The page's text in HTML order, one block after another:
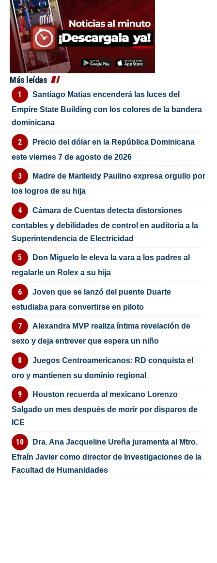
Más leídas
Santiago Matías encenderá las luces del
Empire State Building con los colores de la bandera
dominicana
Precio del dólar en la República Dominicana
este viernes 7 de agosto de 2026
Madre de Marileidy Paulino expresa orgullo por
los logros de su hija
Cámara de Cuentas detecta distorsiones
contables y debilidades de control en auditoría a la
Superintendencia de Electricidad
Don Miguelo le eleva la vara a los padres al
regalarle un Rolex a su hija
Joven que se lanzó del puente Duarte
estudiaba para convertirse en piloto
Alexandra MVP realiza íntima revelación de
sexo y deja entrever que espera un niño
Juegos Centroamericanos: RD conquista el
oro y mantienen su dominio regional
Houston recuerda al mexicano Lorenzo
Salgado un mes después de morir por disparos de
ICE
Dra. Ana Jacqueline Ureña juramenta al Mtro.
Efraín Javier como director de Investigaciones de la
Facultad de Humanidades